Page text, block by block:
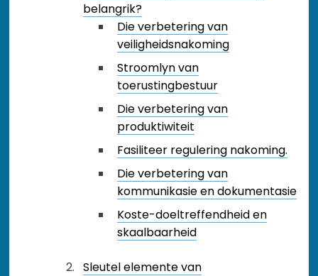
belangrik?
Die verbetering van
veiligheidsnakoming
Stroomlyn van
toerustingbestuur
Die verbetering van
produktiwiteit
Fasiliteer regulering nakoming.
Die verbetering van
kommunikasie en dokumentasie
Koste-doeltreffendheid en
skaalbaarheid
Sleutel elemente van